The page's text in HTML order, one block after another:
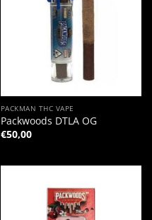
PACKMAN THC VAPE
Packwoods DTLA OG
€50,00